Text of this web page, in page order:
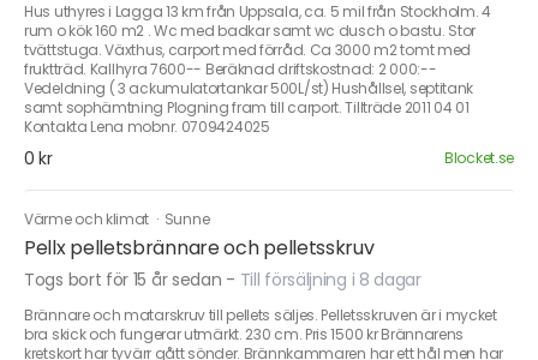
Hus uthyres i Lagga 13 km från Uppsala, ca. 5 mil från Stockholm. 4
rum o kök 160 m2 . Wc med badkar samt wc dusch o bastu. Stor
tvättstuga. Växthus, carport med förråd. Ca 3000 m2 tomt med
fruktträd. Kallhyra 7600-- Beräknad driftskostnad: 2 000:--
Vedeldning ( 3 ackumulatortankar 500L/st) Hushållsel, septitank
samt sophämtning Plogning fram till carport. Tillträde 2011 04 01
Kontakta Lena mobnr. 0709424025
0 kr Blocket.se
Värme och klimat · Sunne
Pellx pelletsbrännare och pelletsskruv
Togs bort för 15 år sedan - Till försäljning i 8 dagar
Brännare och matarskruv till pellets säljes. Pelletsskruven är i mycket
bra skick och fungerar utmärkt. 230 cm. Pris 1500 kr Brännarens
kretskort har tyvärr gått sönder. Brännkammaren har ett hål men har